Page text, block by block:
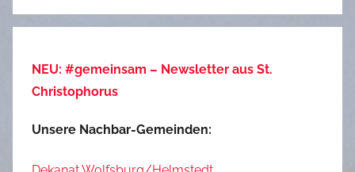
NEU: #gemeinsam – Newsletter aus St.
Christophorus
Unsere Nachbar-Gemeinden: